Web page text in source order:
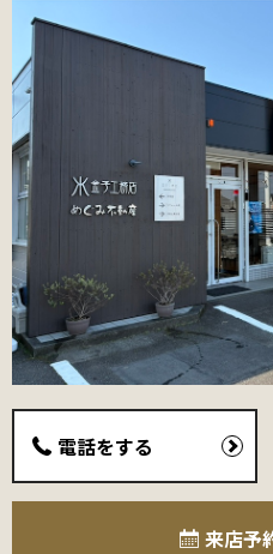
電話をする
来店予